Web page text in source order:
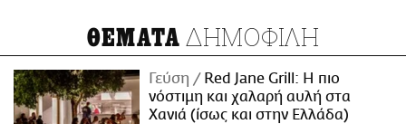
ΘΕΜΑΤΑ ΔΗΜΟΦΙΛΗ
Γεύση
Red Jane Grill: Η πιο
νόστιμη και χαλαρή αυλή στα
Χανιά (ίσως και στην Ελλάδα)